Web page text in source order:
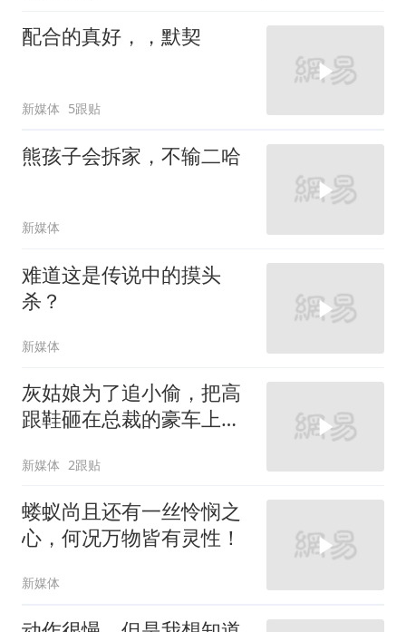
配合的真好，，默契
新媒体 5跟贴
熊孩子会拆家，不输二哈
新媒体
难道这是传说中的摸头
杀？
新媒体
灰姑娘为了追小偷，把高
跟鞋砸在总裁的豪车上，
新媒体 2跟贴
蝼蚁尚且还有一丝怜悯之
心，何况万物皆有灵性！
新媒体